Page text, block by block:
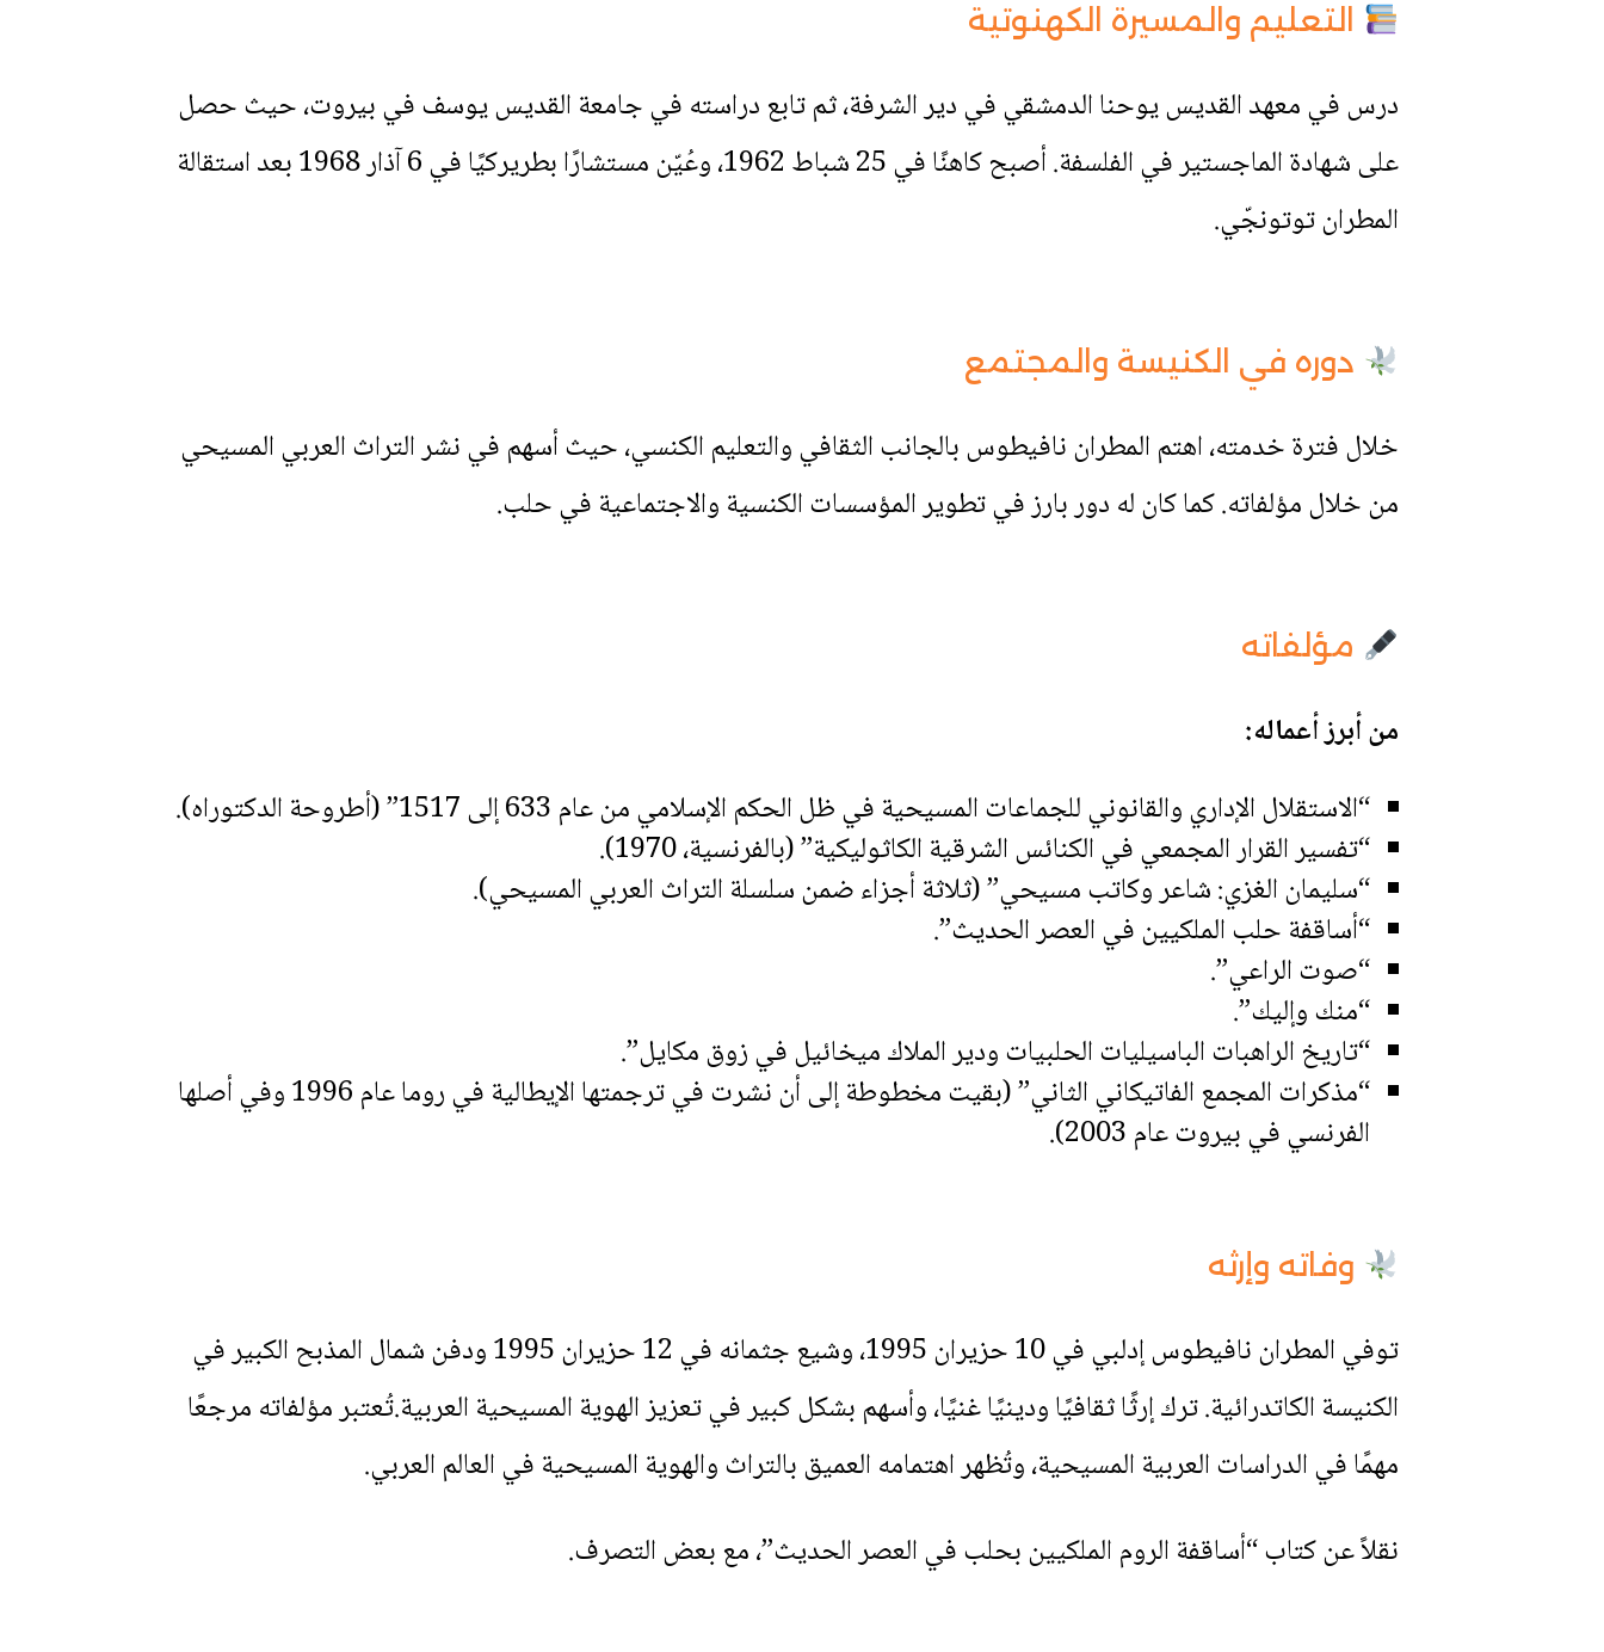
التعليم والمسيرة الكهنوتية
درس في معهد القديس يوحنا الدمشقي في دير الشرفة، ثم تابع دراسته في جامعة القديس يوسف في بيروت، حيث حصل
على شهادة الماجستير في الفلسفة. أصبح كاهنًا في 25 شباط 1962، وعُيّن مستشارًا بطريركيًا في 6 آذار 1968 بعد استقالة
المطران توتونجّي.
دوره في الكنيسة والمجتمع
خلال فترة خدمته، اهتم المطران نافيطوس بالجانب الثقافي والتعليم الكنسي، حيث أسهم في نشر التراث العربي المسيحي
من خلال مؤلفاته. كما كان له دور بارز في تطوير المؤسسات الكنسية والاجتماعية في حلب.
مؤلفاته
من أبرز أعماله:
“الاستقلال الإداري والقانوني للجماعات المسيحية في ظل الحكم الإسلامي من عام 633 إلى 1517” (أطروحة الدكتوراه).
“تفسير القرار المجمعي في الكنائس الشرقية الكاثوليكية” (بالفرنسية، 1970).
“سليمان الغزي: شاعر وكاتب مسيحي” (ثلاثة أجزاء ضمن سلسلة التراث العربي المسيحي).
“أساقفة حلب الملكيين في العصر الحديث”.
“صوت الراعي”.
“منك وإليك”.
“تاريخ الراهبات الباسيليات الحلبيات ودير الملاك ميخائيل في زوق مكايل”.
“مذكرات المجمع الفاتيكاني الثاني” (بقيت مخطوطة إلى أن نشرت في ترجمتها الإيطالية في روما عام 1996 وفي أصلها
الفرنسي في بيروت عام 2003).
وفاته وإرثه
توفي المطران نافيطوس إدلبي في 10 حزيران 1995، وشيع جثمانه في 12 حزيران 1995 ودفن شمال المذبح الكبير في
الكنيسة الكاتدرائية. ترك إرثًا ثقافيًا ودينيًا غنيًا، وأسهم بشكل كبير في تعزيز الهوية المسيحية العربية.تُعتبر مؤلفاته مرجعًا
مهمًا في الدراسات العربية المسيحية، وتُظهر اهتمامه العميق بالتراث والهوية المسيحية في العالم العربي.
نقلاً عن كتاب “أساقفة الروم الملكيين بحلب في العصر الحديث”، مع بعض التصرف.